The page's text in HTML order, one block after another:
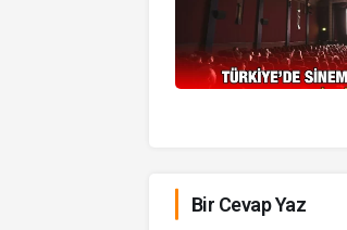
Bir Cevap Yaz